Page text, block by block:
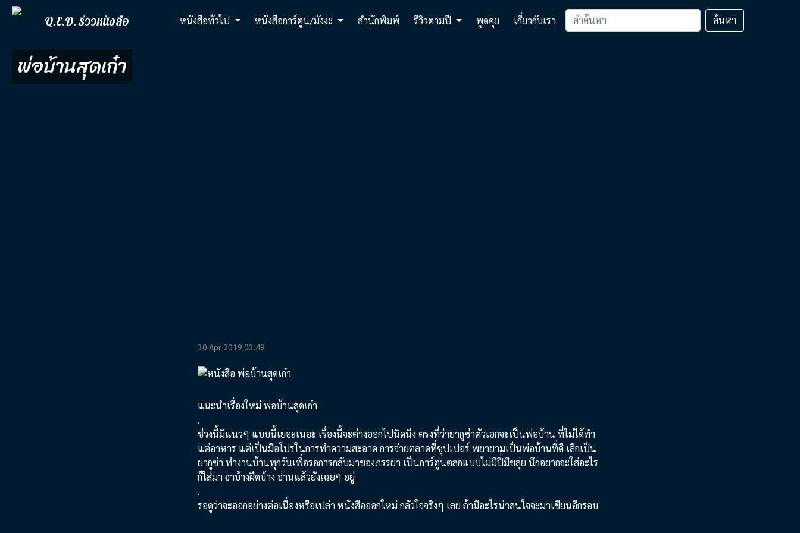
Q.E.D. รีวิวหนังสือ หนังสือทั่วไป หนังสือการ์ตูน/มังงะ สำนักพิมพ์ รีวิวตามปี พูดคุย เกี่ยวกับเรา ค้นหา
พ่อบ้านสุดเก๋า
30 Apr 2019 03:49
แนะนำเรื่องใหม่ พ่อบ้านสุดเก๋า
.
ช่วงนี้มีแนวๆ แบบนี้เยอะเนอะ เรื่องนี้จะต่างออกไปนิดนึง ตรงที่ว่ายากูซ่าตัวเอกจะเป็นพ่อบ้าน ที่ไม่ได้ทำ
แต่อาหาร แต่เป็นมือโปรในการทำความสะอาด การจ่ายตลาดที่ซุปเปอร์ พยายามเป็นพ่อบ้านที่ดี เลิกเป็น
ยากูซ่า ทำงานบ้านทุกวันเพื่อรอการกลับมาของภรรยา เป็นการ์ตูนตลกแบบไม่มีปี่มีขลุ่ย นึกอยากจะใส่อะไร
ก็ใส่มา ฮาบ้างฝืดบ้าง อ่านแล้วยังเฉยๆ อยู่
.
รอดูว่าจะออกอย่างต่อเนื่องหรือเปล่า หนังสือออกใหม่ กลัวใจจริงๆ เลย ถ้ามีอะไรน่าสนใจจะมาเขียนอีกรอบ